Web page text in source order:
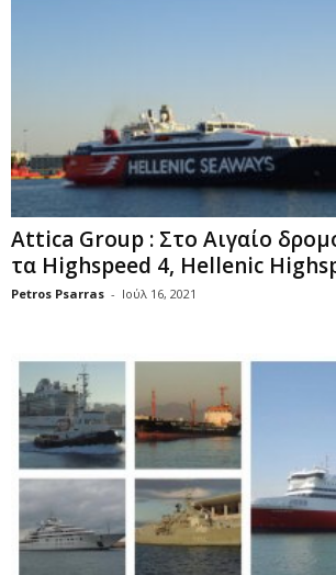
Attica Group : Στο Αιγαίο
τα Highspeed 4, Hellenic
Petros Psarras - Ιούλ 16, 2021